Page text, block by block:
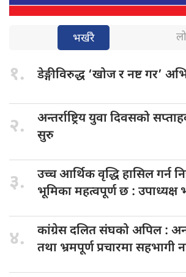
भर्खरै
१. डेङ्गीविरुद्ध ‘खोजर नष्ट गर’
२. अन्तर्राष्ट्रिय युवादिवसको
सुरु
३. उच्च आर्थिकवृद्धि हासिल गर्न
भूमिका महत्वपूर्ण छ : उपाध्यक्ष
४. कांग्रेस दलितसंघको अपिल :
तथा भ्रमपूर्ण प्रचारमा सहभागी